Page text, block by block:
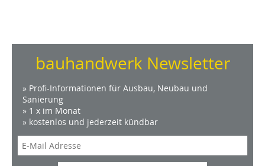
bauhandwerk Newsletter
» Profi-Informationen für Ausbau, Neubau und
Sanierung
» 1 x im Monat
» kostenlos und jederzeit kündbar